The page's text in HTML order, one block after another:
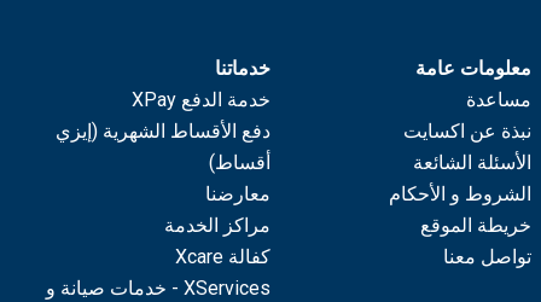
معلومات عامة
مساعدة
نبذة عن اكسايت
الأسئلة الشائعة
الشروط و الأحكام
خريطة الموقع
تواصل معنا
خدماتنا
خدمة الدفع XPay
دفع الأقساط الشهرية (إيزي
أقساط)
معارضنا
مراكز الخدمة
كفالة Xcare
XServices - خدمات صيانة و